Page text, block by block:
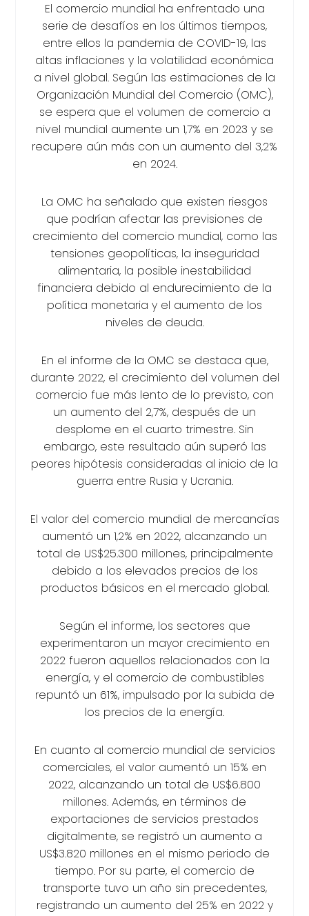
El comercio mundial ha enfrentado una
serie de desafíos en los últimos tiempos,
entre ellos la pandemia de COVID-19, las
altas inflaciones y la volatilidad económica
a nivel global. Según las estimaciones de la
Organización Mundial del Comercio (OMC),
se espera que el volumen de comercio a
nivel mundial aumente un 1,7% en 2023 y se
recupere aún más con un aumento del 3,2%
en 2024.
La OMC ha señalado que existen riesgos
que podrían afectar las previsiones de
crecimiento del comercio mundial, como las
tensiones geopolíticas, la inseguridad
alimentaria, la posible inestabilidad
financiera debido al endurecimiento de la
política monetaria y el aumento de los
niveles de deuda.
En el informe de la OMC se destaca que,
durante 2022, el crecimiento del volumen del
comercio fue más lento de lo previsto, con
un aumento del 2,7%, después de un
desplome en el cuarto trimestre. Sin
embargo, este resultado aún superó las
peores hipótesis consideradas al inicio de la
guerra entre Rusia y Ucrania.
El valor del comercio mundial de mercancías
aumentó un 1,2% en 2022, alcanzando un
total de US$25.300 millones, principalmente
debido a los elevados precios de los
productos básicos en el mercado global.
Según el informe, los sectores que
experimentaron un mayor crecimiento en
2022 fueron aquellos relacionados con la
energía, y el comercio de combustibles
repuntó un 61%, impulsado por la subida de
los precios de la energía.
En cuanto al comercio mundial de servicios
comerciales, el valor aumentó un 15% en
2022, alcanzando un total de US$6.800
millones. Además, en términos de
exportaciones de servicios prestados
digitalmente, se registró un aumento a
US$3.820 millones en el mismo periodo de
tiempo. Por su parte, el comercio de
transporte tuvo un año sin precedentes,
registrando un aumento del 25% en 2022 y